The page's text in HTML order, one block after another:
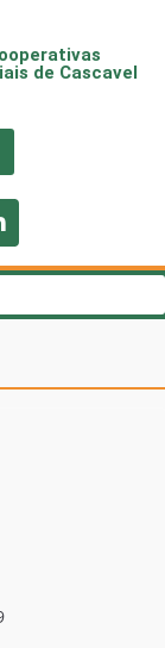
de Cascavel